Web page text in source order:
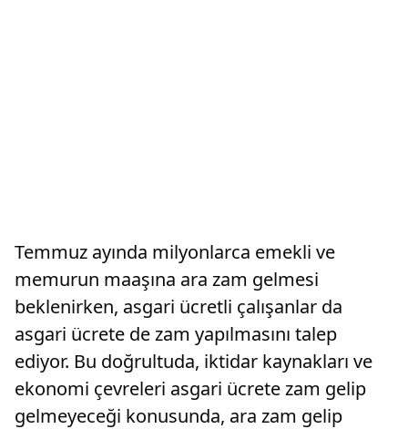
Temmuz ayında milyonlarca emekli ve
memurun maaşına ara zam gelmesi
beklenirken, asgari ücretli çalışanlar da
asgari ücrete de zam yapılmasını talep
ediyor. Bu doğrultuda, iktidar kaynakları ve
ekonomi çevreleri asgari ücrete zam gelip
gelmeyeceği konusunda, ara zam gelip